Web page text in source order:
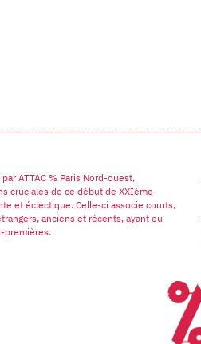
ATTAC % Paris Nord-ouest,
cruciales de ce début de XXIème
et éclectique. Celle-ci associe courts,
anciens et récents, ayant eu
premières.